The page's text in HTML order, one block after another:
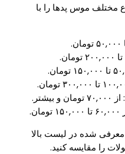
مختلف موس پدها را با
معرفی شده در لیست بالا
را مقایسه کنید.